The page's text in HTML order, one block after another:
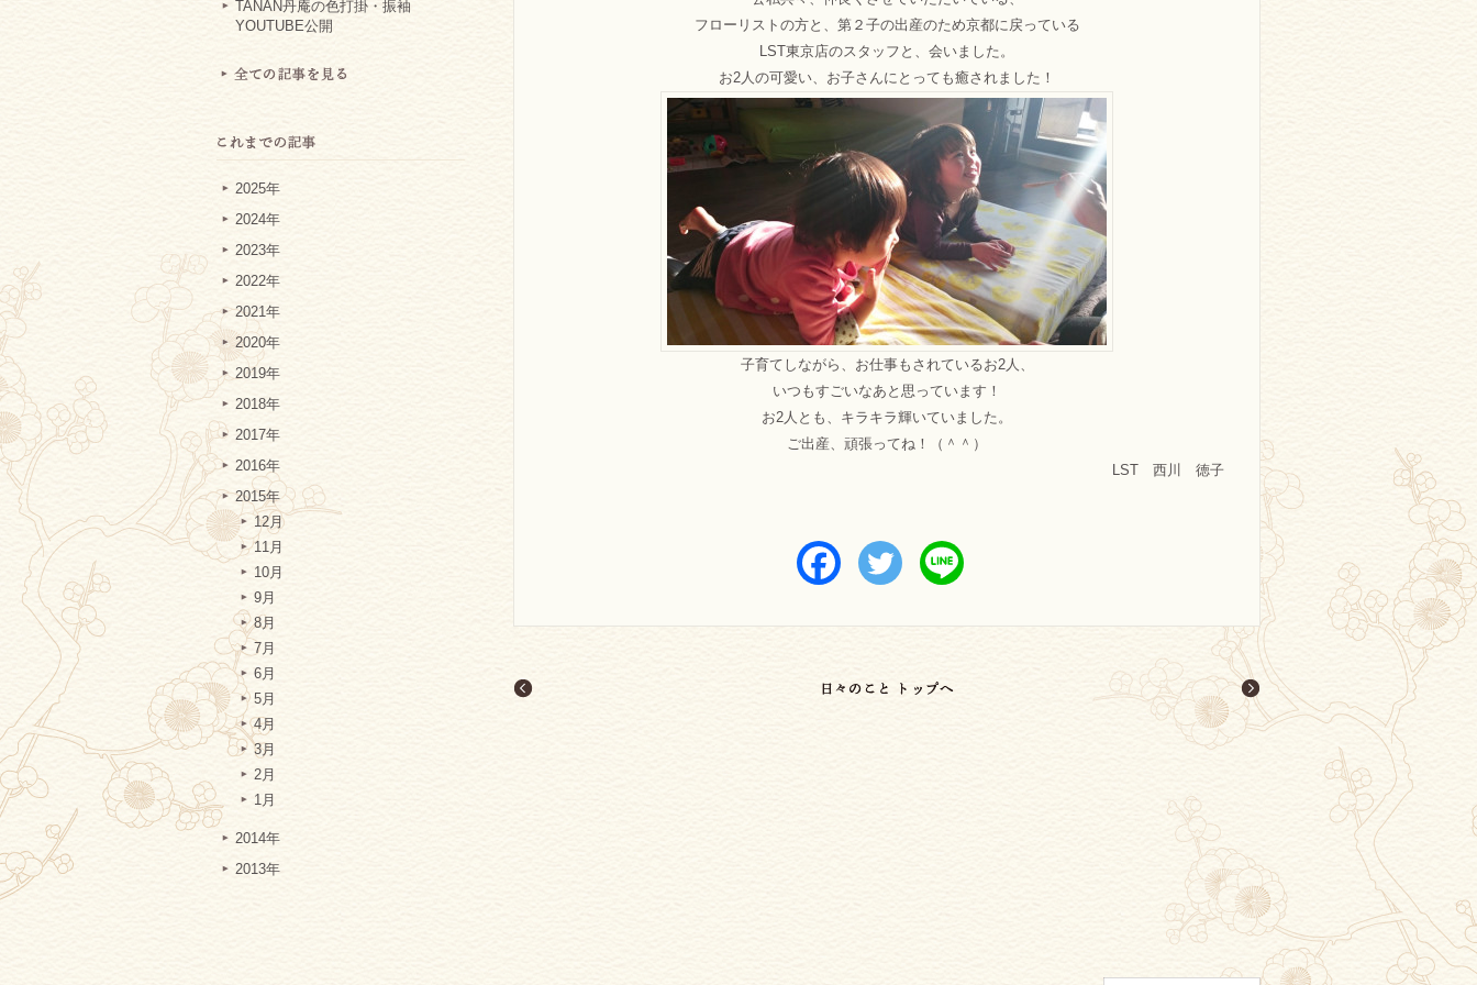
TANAN丹庵の色打掛・振袖
YOUTUBE公開
2025年
2024年
2023年
2022年
2021年
2020年
2019年
2018年
2017年
2016年
2015年
12月
11月
10月
9月
8月
7月
6月
5月
4月
3月
2月
1月
2014年
2013年
フローリストの方と、第２子の出産のため京都に戻っている
LST東京店のスタッフと、会いました。
お2人の可愛い、お子さんにとっても癒されました！
子育てしながら、お仕事もされているお2人、
いつもすごいなあと思っています！
お2人とも、キラキラ輝いていました。
ご出産、頑張ってね！（＾＾）
LST 西川 徳子